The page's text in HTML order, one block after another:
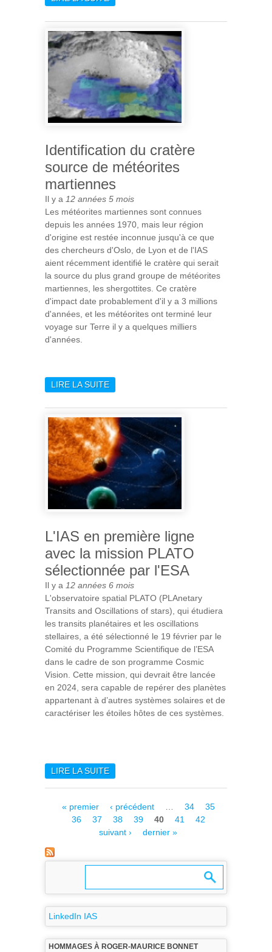
L’ATTERRISSEUR PHILAE DE
ROSETTA
Identification du cratère
source de météorites
martiennes
Il y a 12 années 5 mois
Les météorites martiennes sont connues
depuis les années 1970, mais leur région
d'origine est restée inconnue jusqu'à ce que
des chercheurs d'Oslo, de Lyon et de l'IAS
aient récemment identifié le cratère qui serait
la source du plus grand groupe de météorites
martiennes, les shergottites. Ce cratère
d'impact date probablement d'il y a 3 millions
d'années, et les météorites ont terminé leur
voyage sur Terre il y a quelques milliers
d'années.
LIRE LA SUITEDE IDENTIFICATION DU
MÉTÉORITES MARTIENNES
L'IAS en première ligne
avec la mission PLATO
sélectionnée par l'ESA
Il y a 12 années 6 mois
L'observatoire spatial PLATO (PLAnetary
Transits and Oscillations of stars), qui étudiera
les transits planétaires et les oscillations
stellaires, a été sélectionné le 19 février par le
Comité du Programme Scientifique de l’ESA
dans le cadre de son programme Cosmic
Vision. Cette mission, qui devrait être lancée
en 2024, sera capable de repérer des planètes
appartenant à d’autres systèmes solaires et de
caractériser les étoiles hôtes de ces systèmes.
LIRE LA SUITEDE L'IAS EN PREMIÈRE
L'ESA
Pages
« premier ‹ précédent … 34
35
36
37 38 39 40 41
42
suivant ›
dernier »
LinkedIn IAS
HOMMAGES À ROGER-MAURICE BONNET